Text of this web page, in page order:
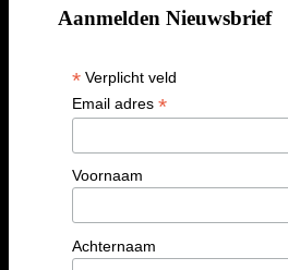
Aanmelden Nieuwsbrief
*Verplicht veld
Email adres *
Voornaam
Achternaam